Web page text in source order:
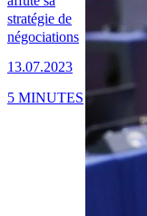
stratégie de
négociations
13.07.2023
5 MINUTES